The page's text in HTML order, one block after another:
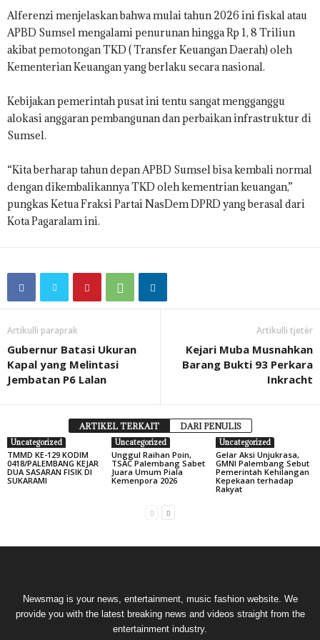
Alferenzi menjelaskan bahwa mulai tahun 2026 ini fiskal atau
APBD Sumsel mengalami penurunan hingga Rp 1, 8 Triliun
akibat pemotongan TKD ( Transfer Keuangan Daerah) oleh
Kementerian Keuangan yang berlaku secara nasional.
Kebijakan pemerintah pusat ini tentu sangat mengganggu
alokasi anggaran pembangunan dan perbaikan infrastruktur di
Sumsel.
“Kita berharap tahun depan APBD Sumsel bisa kembali normal
dengan dikembalikannya TKD oleh kementrian keuangan,”
pungkas Ketua Fraksi Partai NasDem DPRD yang berasal dari
Kota Pagaralam ini.
Artikulli paraprak
Gubernur Batasi Ukuran
Kapal yang Melintasi
Jembatan P6 Lalan
Artikulli tjetër
Kejari Muba Musnahkan
Barang Bukti 93 Perkara
Inkracht
ARTIKEL TERKAIT DARI PENULIS
Uncategorized
TMMD KE-129 KODIM
0418/PALEMBANG KEJAR
DUA SASARAN FISIK DI
SUKARAMI
Uncategorized
Unggul Raihan Poin,
TSAC Palembang Sabet
Juara Umum Piala
Kemenpora 2026
Uncategorized
Gelar Aksi Unjukrasa,
GMNI Palembang Sebut
Pemerintah Kehilangan
Kepekaan terhadap
Rakyat
Newsmag is your news, entertainment, music fashion website. We
provide you with the latest breaking news and videos straight from the
entertainment industry.